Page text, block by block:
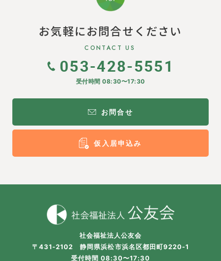
お気軽にお問合せください
CONTACT US
053-428-5551
受付時間 08:30〜17:30
お問合せ
仮入居申込み
社会福祉法人公友会
〒431-2102 静岡県浜松市浜名区都田町9220-1
受付時間 08:30〜17:30